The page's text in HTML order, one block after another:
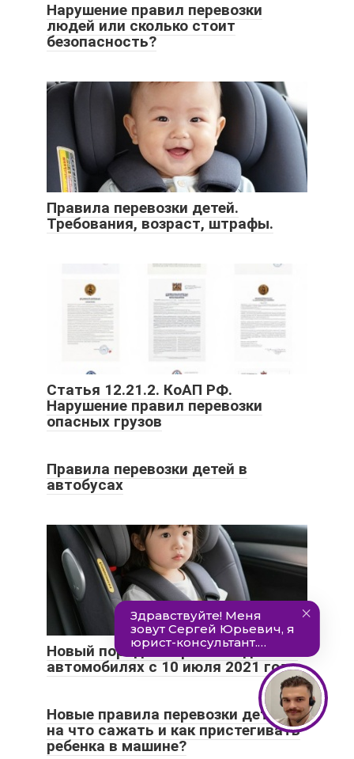
Нарушение правил перевозки
людей или сколько стоит
безопасность?
Правила перевозки детей.
Требования, возраст, штрафы.
Статья 12.21.2. КоАП РФ.
Нарушение правил перевозки
опасных грузов
Правила перевозки детей в
автобусах
Новый порядок перевозки детей в
автомобилях с 10 июля 2021 года
Новые правила перевозки детей:
на что сажать и как пристегивать
ребенка в машине?